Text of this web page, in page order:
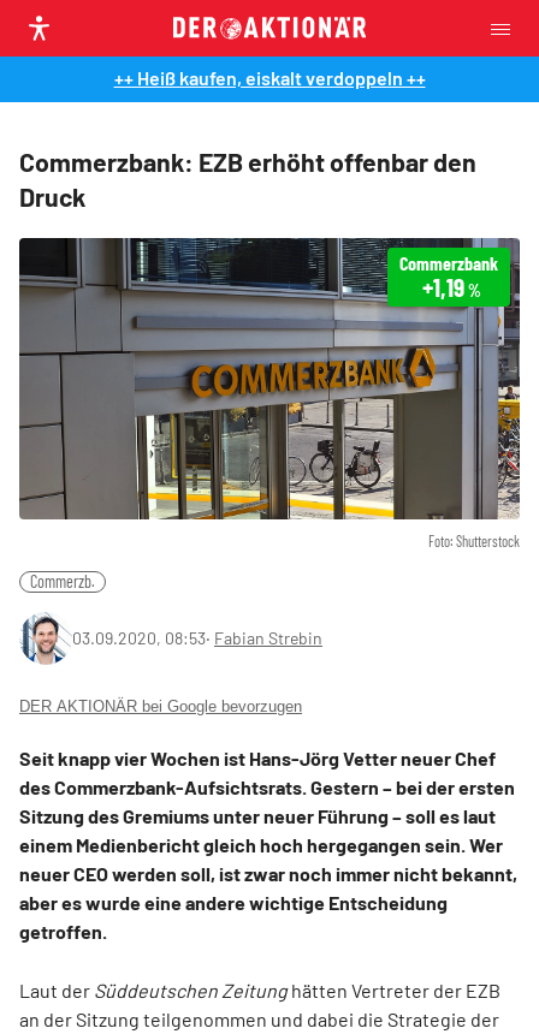
++ Heiß kaufen, eiskalt verdoppeln ++
Commerzbank: EZB erhöht offenbar den
Druck
Foto: Shutterstock
Commerzbank
+1,19 %
Commerzb.
03.09.2020, 08:53‧ Fabian Strebin
DER AKTIONÄR bei Google bevorzugen
Seit knapp vier Wochen ist Hans-Jörg Vetter neuer Chef
des Commerzbank-Aufsichtsrats. Gestern – bei der ersten
Sitzung des Gremiums unter neuer Führung – soll es laut
einem Medienbericht gleich hoch hergegangen sein. Wer
neuer CEO werden soll, ist zwar noch immer nicht bekannt,
aber es wurde eine andere wichtige Entscheidung
getroffen.
Laut der Süddeutschen Zeitunghätten Vertreter der EZB
an der Sitzung teilgenommen und dabei die Strategie der